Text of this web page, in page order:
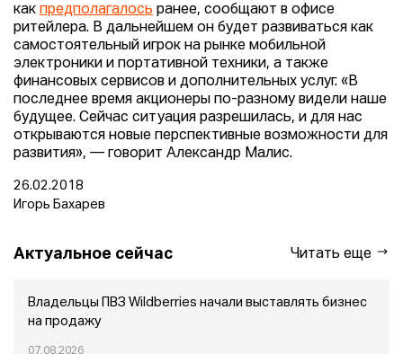
как предполагалось ранее, сообщают в офисе
ритейлера. В дальнейшем он будет развиваться как
самостоятельный игрок на рынке мобильной
электроники и портативной техники, а также
финансовых сервисов и дополнительных услуг. «В
последнее время акционеры по-разному видели наше
будущее. Сейчас ситуация разрешилась, и для нас
открываются новые перспективные возможности для
развития», — говорит Александр Малис.
26.02.2018
Игорь Бахарев
Актуальное сейчас Читать еще
Владельцы ПВЗ Wildberries начали выставлять бизнес
на продажу
07.08.2026